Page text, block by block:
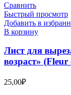
Сравнить
Быстрый просмотр
Добавить в
В корзину
Лист для
возраст» (Fleur
25,00₽